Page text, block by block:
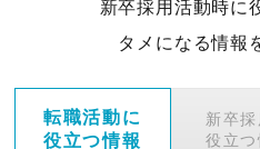
新卒採用活動時に
タメになる情報
転職活動に
役立つ情報
新卒採
役立つ